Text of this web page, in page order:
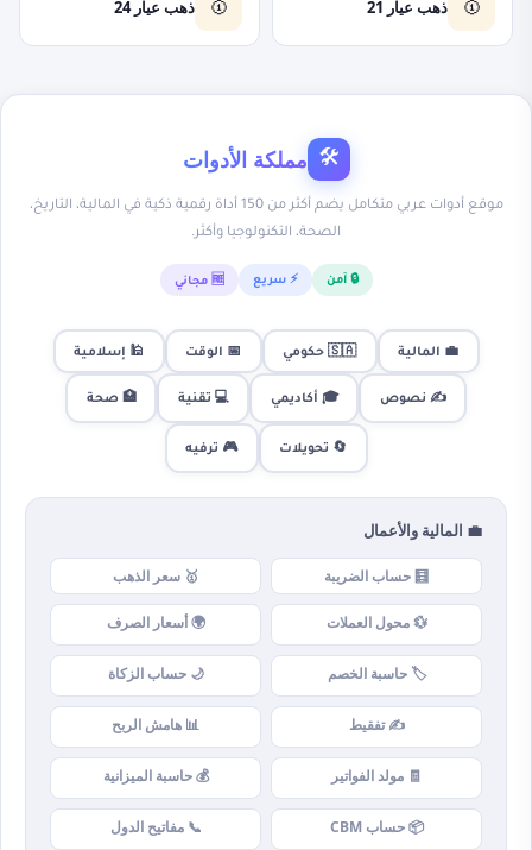
🥇 ذهب عيار 21 🥇 ذهب عيار 24
🛠 مملكة الأدوات
موقع أدوات عربي متكامل يضم أكثر من 150 أداة رقمية ذكية في المالية، التاريخ،
الصحة، التكنولوجيا وأكثر.
🔒 آمن ⚡ سريع 🆓 مجاني
💼 المالية 🇸🇦 حكومي 📅 الوقت 🕌 إسلامية
✍️ نصوص 🎓 أكاديمي 💻 تقنية 🏥 صحة
🔄 تحويلات 🎮 ترفيه
💼 المالية والأعمال
🧮 حساب الضريبة 🥇 سعر الذهب
💱 محول العملات 🌍 أسعار الصرف
🏷️ حاسبة الخصم 🌙 حساب الزكاة
✍️ تفقيط 📊 هامش الربح
🧾 مولد الفواتير 💰 حاسبة الميزانية
📦 حساب CBM 📞 مفاتيح الدول